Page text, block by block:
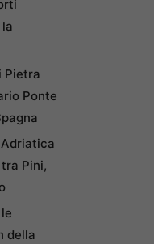
Pietra
Ponte
Adriatica
Pini,
della